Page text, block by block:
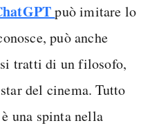
può imitare lo
può anche
tratti di un filosofo,
del cinema. Tutto
una spinta nella